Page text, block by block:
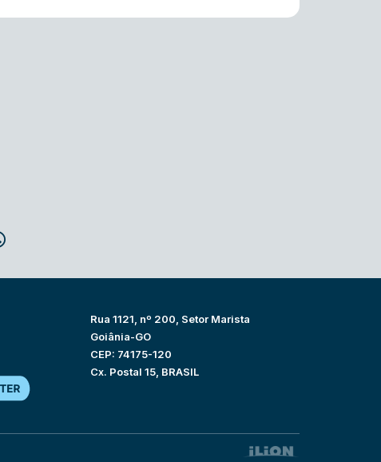
Rua 1121, nº 200, Setor Marista
Goiânia-GO
CEP: 74175-120
Cx. Postal 15, BRASIL